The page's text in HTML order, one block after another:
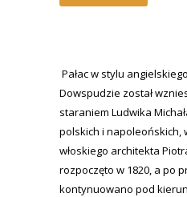
Pałac w stylu
Dowspudzie został
staraniem Ludwika
polskich i napoleońskich,
włoskiego architekta
rozpoczęto w 1820, a po
kontynuowano pod